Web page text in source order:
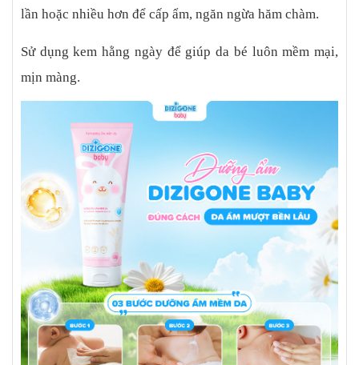
lần hoặc nhiều hơn để cấp ẩm, ngăn ngừa hăm chàm.
Sử dụng kem hằng ngày để giúp da bé luôn mềm mại,
mịn màng.